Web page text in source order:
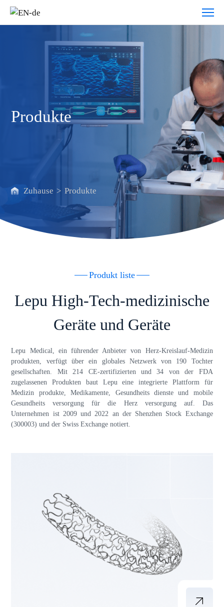
Produkte
Produkte
Zuhause > Produkte
Produkt liste
Lepu High-Tech-medizinische
Geräte und Geräte
Lepu Medical, ein führender Anbieter von Herz-Kreislauf-Medizin
produkten, verfügt über ein globales Netzwerk von 190 Tochter
gesellschaften. Mit 214 CE-zertifizierten und 34 von der FDA
zugelassenen Produkten baut Lepu eine integrierte Plattform für
Medizin produkte, Medikamente, Gesundheits dienste und mobile
Gesundheits versorgung für die Herz versorgung auf. Das
Unternehmen ist 2009 und 2022 an der Shenzhen Stock Exchange
(300003) und der Swiss Exchange notiert.